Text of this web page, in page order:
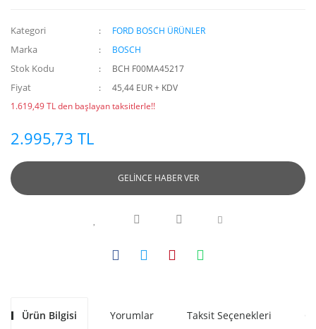
Kategori FORD BOSCH ÜRÜNLER
Marka BOSCH
Stok Kodu BCH F00MA45217
Fiyat
45,44 EUR + KDV
1.619,49 TL den başlayan taksitlerle!!
2.995,73 TL
GELİNCE HABER VER
Ürün Bilgisi Yorumlar Taksit Seçenekleri